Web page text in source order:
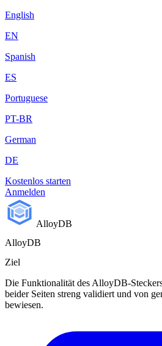
English
EN
Spanish
ES
Portuguese
PT-BR
German
DE
Kostenlos starten
Anmelden
AlloyDB
AlloyDB
Ziel
Die Funktionalität des AlloyDB-
beider Seiten streng validiert und von
bewiesen.